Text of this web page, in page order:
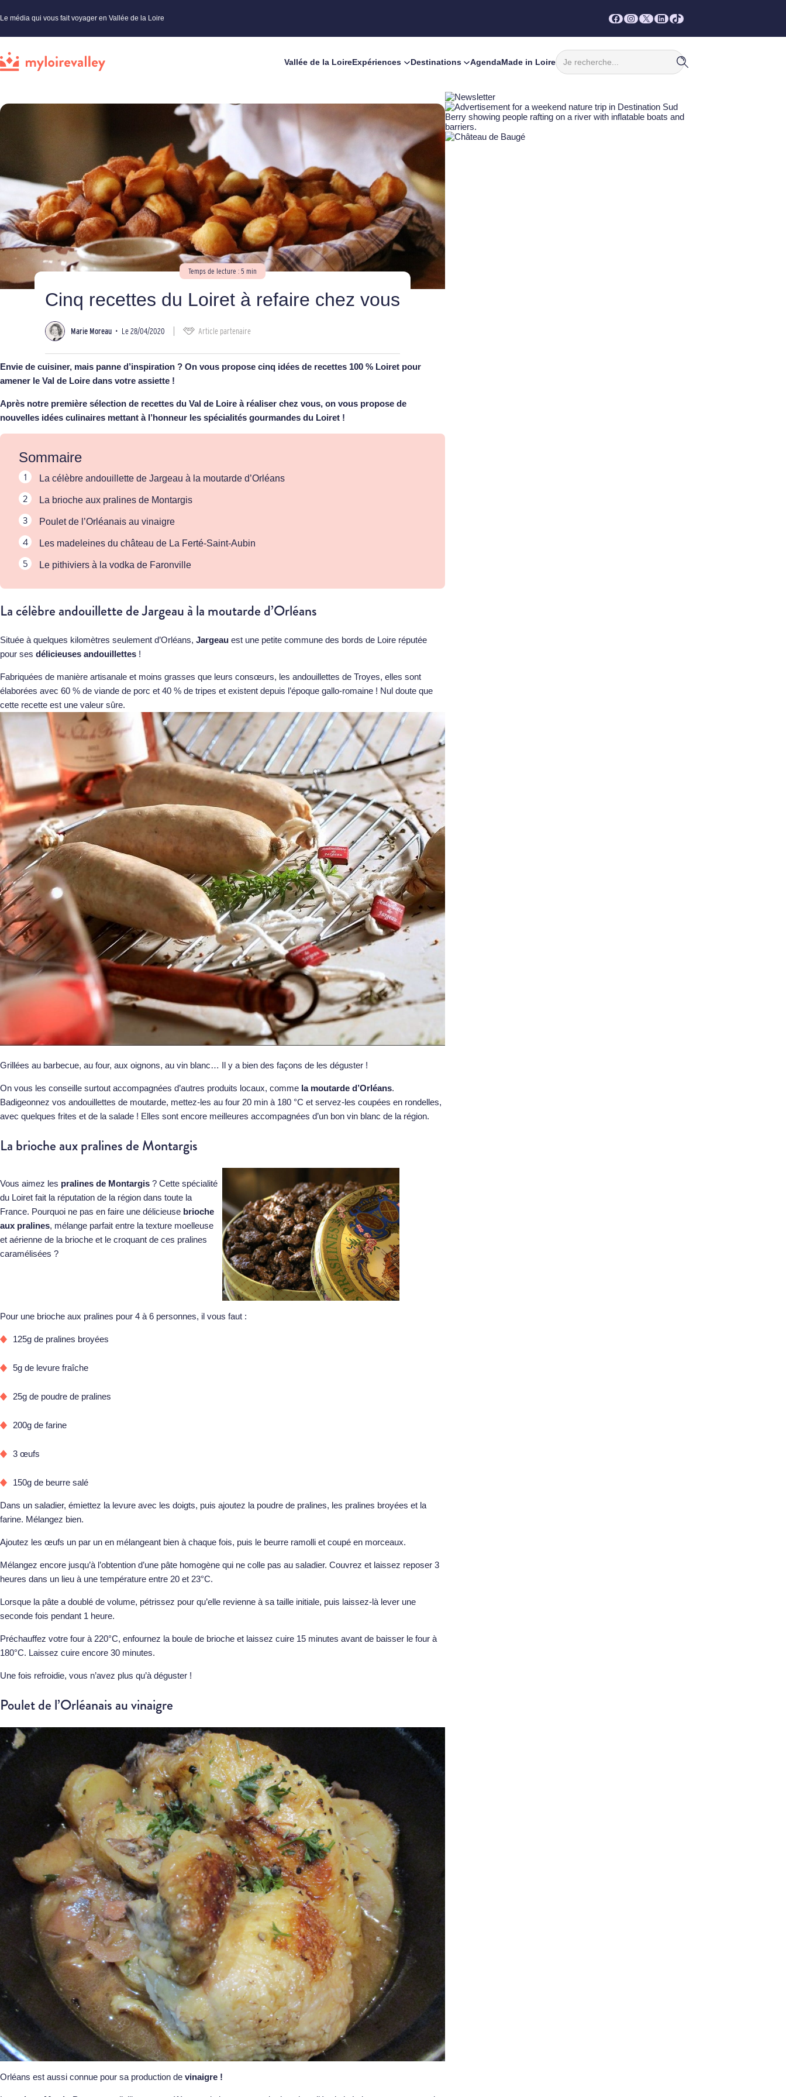
Le média qui vous fait voyager en Vallée de la Loire Facebook
Instagram
X LinkedIn
TikTok
Vallée de la LoireExpériences Destinations AgendaMade in Loire
Rechercher
Temps de lecture : 5 min
Cinq recettes du Loiret à refaire chez vous
Marie Moreau • Le 28/04/2020 Article partenaire
Envie de cuisiner, mais panne d’inspiration ? On vous propose cinq idées de recettes 100 % Loiret pour
amener le Val de Loire dans votre assiette !
Après notre première sélection de recettes du Val de Loire à réaliser chez vous, on vous propose de
nouvelles idées culinaires mettant à l’honneur les spécialités gourmandes du Loiret !
Sommaire
La célèbre andouillette de Jargeau à la moutarde d’Orléans
La brioche aux pralines de Montargis
Poulet de l’Orléanais au vinaigre
Les madeleines du château de La Ferté-Saint-Aubin
Le pithiviers à la vodka de Faronville
La célèbre andouillette de Jargeau à la moutarde d’Orléans
Située à quelques kilomètres seulement d’Orléans, Jargeau est une petite commune des bords de Loire réputée
pour ses délicieuses andouillettes !
Fabriquées de manière artisanale et moins grasses que leurs consœurs, les andouillettes de Troyes, elles sont
élaborées avec 60 % de viande de porc et 40 % de tripes et existent depuis l’époque gallo-romaine ! Nul doute que
cette recette est une valeur sûre.
Grillées au barbecue, au four, aux oignons, au vin blanc… Il y a bien des façons de les déguster !
On vous les conseille surtout accompagnées d’autres produits locaux, comme la moutarde d’Orléans.
Badigeonnez vos andouillettes de moutarde, mettez-les au four 20 min à 180 °C et servez-les coupées en rondelles,
avec quelques frites et de la salade ! Elles sont encore meilleures accompagnées d’un bon vin blanc de la région.
La brioche aux pralines de Montargis
Vous aimez les pralines de Montargis ? Cette spécialité
du Loiret fait la réputation de la région dans toute la
France. Pourquoi ne pas en faire une délicieuse brioche
aux pralines, mélange parfait entre la texture moelleuse
et aérienne de la brioche et le croquant de ces pralines
caramélisées ?
Pour une brioche aux pralines pour 4 à 6 personnes, il vous faut :
125g de pralines broyées
5g de levure fraîche
25g de poudre de pralines
200g de farine
3 œufs
150g de beurre salé
Dans un saladier, émiettez la levure avec les doigts, puis ajoutez la poudre de pralines, les pralines broyées et la
farine. Mélangez bien.
Ajoutez les œufs un par un en mélangeant bien à chaque fois, puis le beurre ramolli et coupé en morceaux.
Mélangez encore jusqu’à l’obtention d’une pâte homogène qui ne colle pas au saladier. Couvrez et laissez reposer 3
heures dans un lieu à une température entre 20 et 23°C.
Lorsque la pâte a doublé de volume, pétrissez pour qu’elle revienne à sa taille initiale, puis laissez-là lever une
seconde fois pendant 1 heure.
Préchauffez votre four à 220°C, enfournez la boule de brioche et laissez cuire 15 minutes avant de baisser le four à
180°C. Laissez cuire encore 30 minutes.
Une fois refroidie, vous n’avez plus qu’à déguster !
Poulet de l’Orléanais au vinaigre
Orléans est aussi connue pour sa production de vinaigre !